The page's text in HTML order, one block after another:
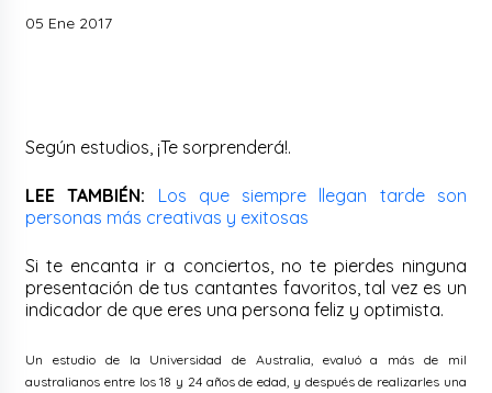
05 Ene 2017
Según estudios, ¡Te sorprenderá!.
LEE TAMBIÉN:
Los que siempre llegan tarde son
personas más creativas y exitosas
Si te encanta ir a conciertos, no te pierdes ninguna
presentación de tus cantantes favoritos, tal vez es un
indicador de que eres una persona feliz y optimista.
Un estudio de la Universidad de Australia, evaluó a más de mil
australianos entre los 18 y 24 años de edad, y después de realizarles una